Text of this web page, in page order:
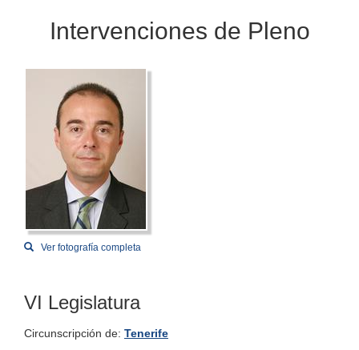
Intervenciones de Pleno
Ver fotografía completa
VI Legislatura
Circunscripción de: Tenerife